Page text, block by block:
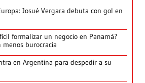
Josué Vergara debuta con gol en
formalizar un negocio en Panamá?
menos burocracia
en Argentina para despedir a su